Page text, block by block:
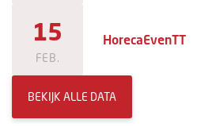
15
FEB.
HorecaEvenTT
BEKIJK ALLE DATA